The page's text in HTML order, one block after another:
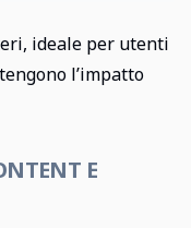
ideale per utenti
l’impatto
E